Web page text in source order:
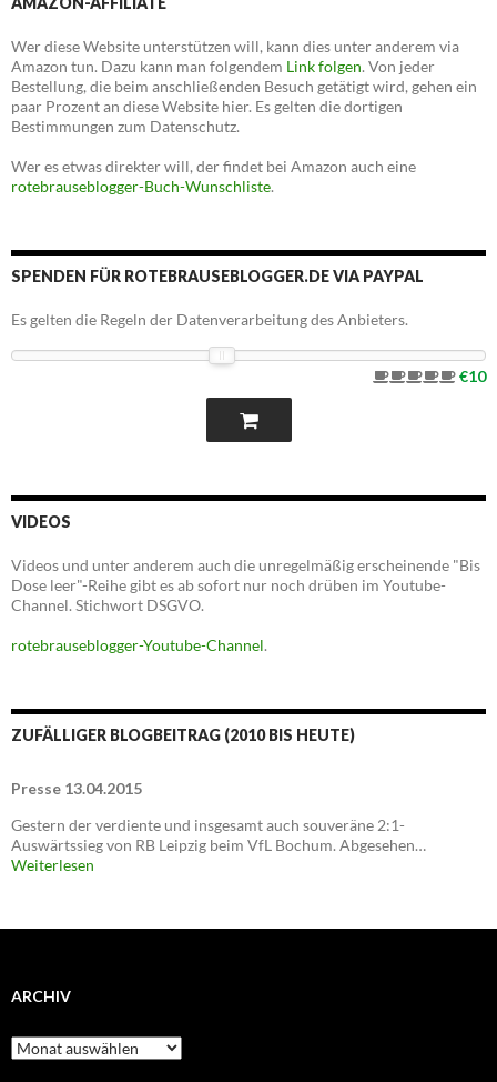
Wer diese Website unterstützen will, kann dies unter anderem via
Amazon tun. Dazu kann man folgendem Link folgen. Von jeder
Bestellung, die beim anschließenden Besuch getätigt wird, gehen ein
paar Prozent an diese Website hier. Es gelten die dortigen
Bestimmungen zum Datenschutz.
Wer es etwas direkter will, der findet bei Amazon auch eine
rotebrauseblogger-Buch-Wunschliste.
SPENDEN FÜR ROTEBRAUSEBLOGGER.DE VIA PAYPAL
Es gelten die Regeln der Datenverarbeitung des Anbieters.
€10
VIDEOS
Videos und unter anderem auch die unregelmäßig erscheinende "Bis
Dose leer"-Reihe gibt es ab sofort nur noch drüben im Youtube-
Channel. Stichwort DSGVO.
rotebrauseblogger-Youtube-Channel.
ZUFÄLLIGER BLOGBEITRAG (2010 BIS HEUTE)
Presse 13.04.2015
Gestern der verdiente und insgesamt auch souveräne 2:1-
Auswärtssieg von RB Leipzig beim VfL Bochum. Abgesehen…
Weiterlesen
ARCHIV
Archiv